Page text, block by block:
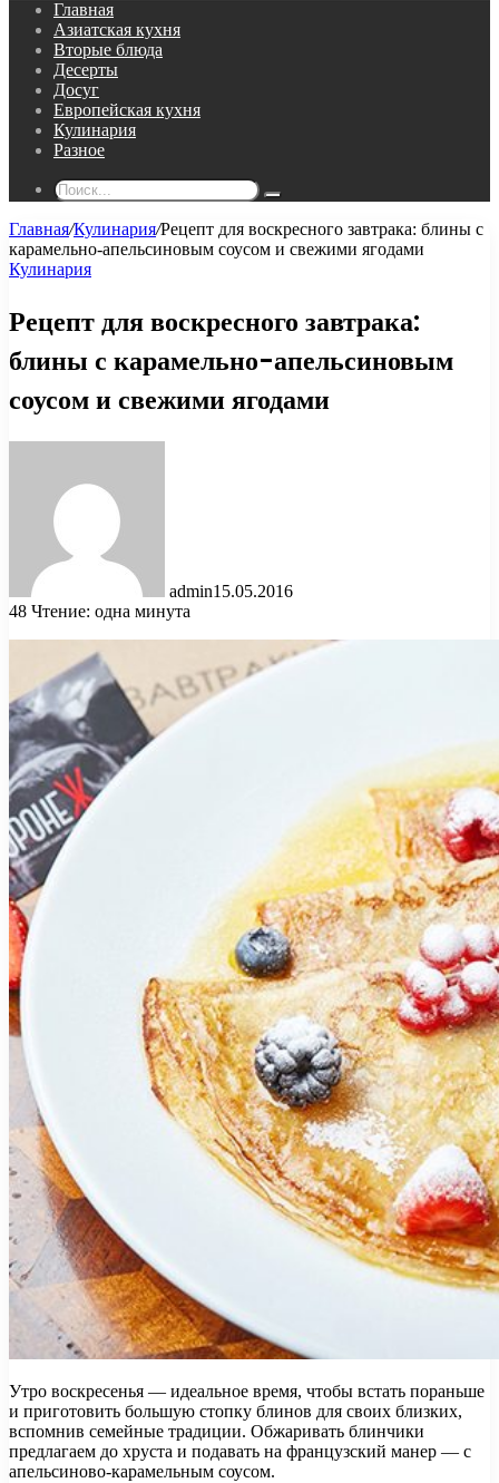
Главная
Азиатская кухня
Вторые блюда
Десерты
Досуг
Европейская кухня
Кулинария
Разное
Поиск...
Главная/Кулинария/Рецепт для воскресного завтрака: блины с
карамельно-апельсиновым соусом и свежими ягодами
Кулинария
Рецепт для воскресного завтрака:
блины с карамельно-апельсиновым
соусом и свежими ягодами
admin15.05.2016
48 Чтение: одна минута
Утро воскресенья — идеальное время, чтобы встать пораньше
и приготовить большую стопку блинов для своих близких,
вспомнив семейные традиции. Обжаривать блинчики
предлагаем до хруста и подавать на французский манер — с
апельсиново-карамельным соусом.